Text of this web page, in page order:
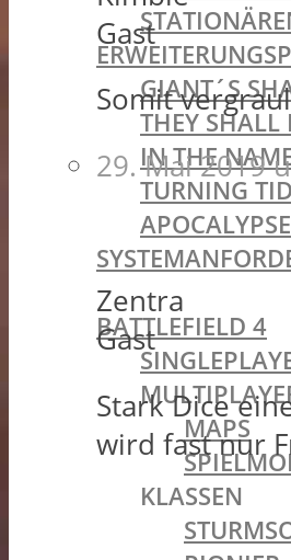
GIANT´S
THEY SHALL
IN THE
TURNING
APOCALYPSE
BATTLEFIELD OLDIES
BATTLEFIELD 4
MAPS
KLASSEN
Gast
Somit
29. Mai 2019
Zentra
Gast
Stark Dice
wird fast nur